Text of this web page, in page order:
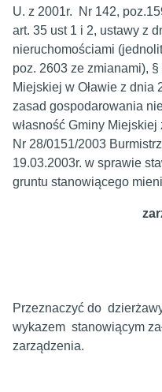
U. z 2001r. Nr 142,
art. 35 ust 1 i 2, ustawy z
nieruchomościami
poz. 2603 ze zmianami),
Miejskiej w Oławie z dnia
zasad gospodarowania
własność Gminy
Nr 28/0151/2003
19.03.2003r. w sprawie
gruntu stanowiącego
Przeznaczyć do
wykazem stanowiącym
zarządzenia.